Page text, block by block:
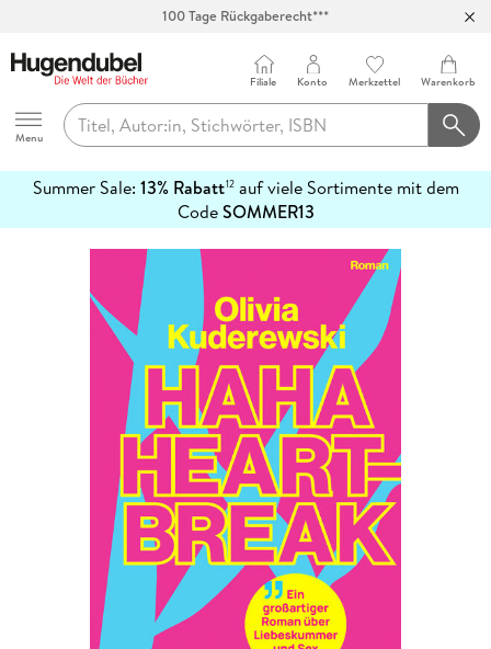
100 Tage Rückgaberecht***
Hugendubel
Menu
Filiale Konto Merkzettel Warenkorb
Summer Sale: 13% Rabatt12auf viele Sortimente mit dem
CodeSOMMER13
erfahren